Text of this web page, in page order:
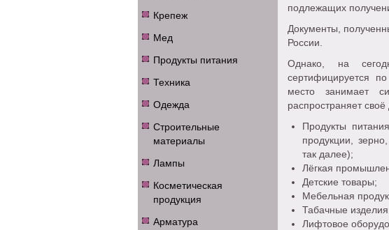
Крепеж
Мед
Продукты питания
Техника
Одежда
Строительные
материалы
Лампы
Косметическая
продукция
Арматура
подлежащих
Документы,
России.
Однако, на
сертифицируется
место занимает
распространяет
Продукты
продукции,
так далее);
Лёгкая
Детские товары;
Мебельная
Табачные
Лифтовое